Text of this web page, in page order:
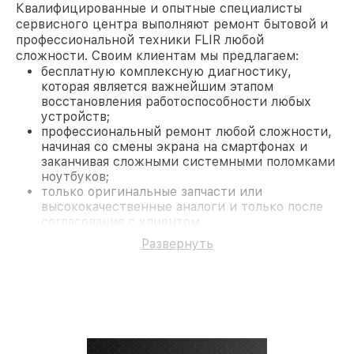
Квалифицированные и опытные специалисты
сервисного центра выполняют ремонт бытовой и
профессиональной техники FLIR любой
сложности. Своим клиентам мы предлагаем:
бесплатную комплексную диагностику,
которая является важнейшим этапом
восстановления работоспособности любых
устройств;
профессиональный ремонт любой сложности,
начиная со смены экрана на смартфонах и
заканчивая сложными системными поломками
ноутбуков;
только оригинальные запчасти или
высококачественные аналоги и только после
согласования с клиентом.
На все работы и замененные комплектующие
предоставляется длительная гарантия. В случае
Развернуть